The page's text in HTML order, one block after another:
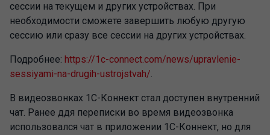
сессии на текущем и других устройствах. При
необходимости сможете завершить любую другую
сессию или сразу все сессии на других устройствах.
Подробнее: https://1c-connect.com/news/upravlenie-
sessiyami-na-drugih-ustrojstvah/.
В видеозвонках 1С-Коннект стал доступен внутренний
чат. Ранее ддя переписки во время видеозвонка
использовался чат в приложении 1С-Коннект, но для